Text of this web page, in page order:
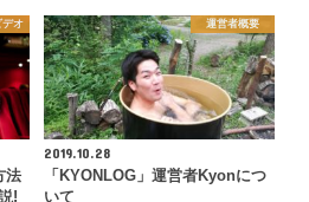
デオ
法
!
運営者概要
2019.10.28
「KYONLOG」運営者Kyonにつ
いて